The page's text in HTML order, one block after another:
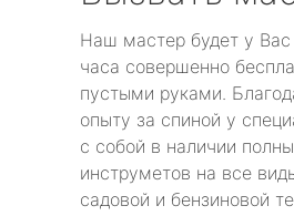
Наш мастер будет у Вас
часа совершенно
пустыми руками.
опыту за спиной у
с собой в наличии
инструметов на все
садовой и бензиновой